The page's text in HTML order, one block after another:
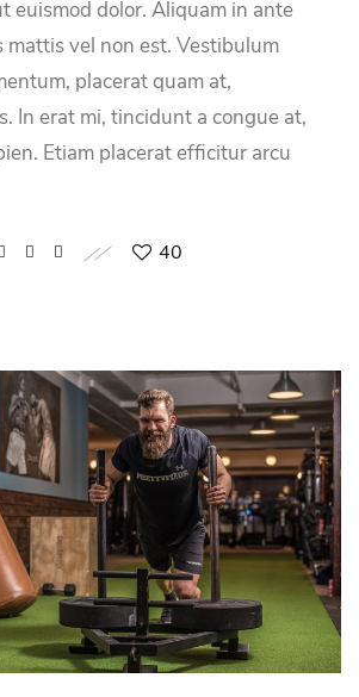
euismod dolor. Aliquam in ante
mattis vel non est. Vestibulum
placerat quam at,
In erat mi, tincidunt a congue at,
Etiam placerat efficitur arcu
40